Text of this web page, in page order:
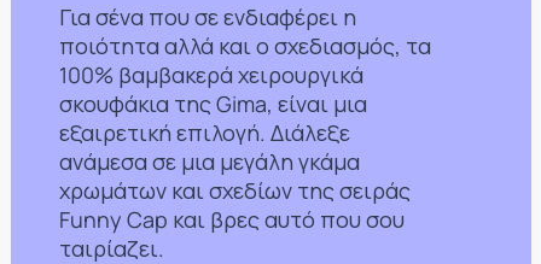
Για σένα που σε ενδιαφέρει η
ποιότητα αλλά και ο σχεδιασμός, τα
100% βαμβακερά χειρουργικά
σκουφάκια της Gima, είναι μια
εξαιρετική επιλογή. Διάλεξε
ανάμεσα σε μια μεγάλη γκάμα
χρωμάτων και σχεδίων της σειράς
Funny Cap και βρες αυτό που σου
ταιρίαζει.